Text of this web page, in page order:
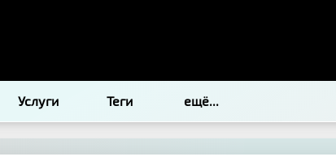
Услуги Теги ещё...